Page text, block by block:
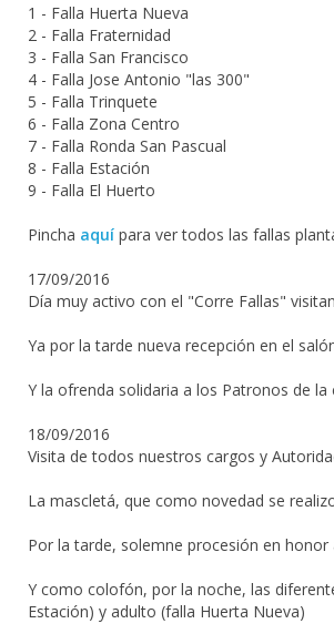
1 - Falla Huerta Nueva
2 - Falla Fraternidad
3 - Falla San Francisco
4 - Falla Jose Antonio "las 300"
5 - Falla Trinquete
6 - Falla Zona Centro
7 - Falla Ronda San Pascual
8 - Falla Estación
9 - Falla El Huerto
Pincha aquí para ver todos las fallas
17/09/2016
Día muy activo con el "Corre Fallas"
Ya por la tarde nueva recepción en el
Y la ofrenda solidaria a los Patronos de la
18/09/2016
Visita de todos nuestros cargos y
La mascletá, que como novedad se
Por la tarde, solemne procesión en
Y como colofón, por la noche, las
Estación) y adulto (falla Huerta Nueva)